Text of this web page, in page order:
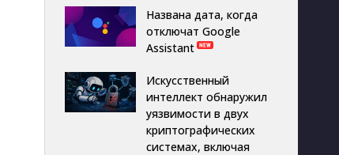
Названа дата, когда
отключат Google
Assistant
Искусственный
интеллект обнаружил
уязвимости в двух
криптографических
системах, включая